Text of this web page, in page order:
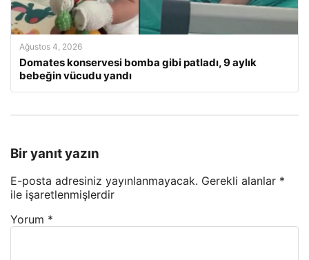
Ağustos 4, 2026
Domates konservesi bomba gibi patladı, 9 aylık
bebeğin vücudu yandı
Bir yanıt yazın
E-posta adresiniz yayınlanmayacak. Gerekli alanlar *
ile işaretlenmişlerdir
Yorum *